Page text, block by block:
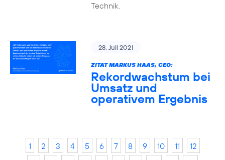
Technik.
28. Juli 2021
ZITAT MARKUS HAAS, CEO:
Rekordwachstum bei
Umsatz und
operativem Ergebnis
1 2 3 4 5 6 7 8 9 10 11
12